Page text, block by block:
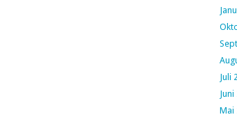
Juli
Juni
Mai